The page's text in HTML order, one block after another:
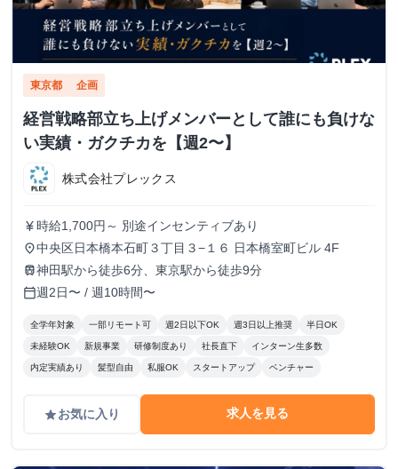
東京都 企画
経営戦略部立ち上げメンバーとして誰にも負けな
い実績・ガクチカを【週2〜】
株式会社プレックス
currency_yen 時給1,700円～ 別途インセンティブあり
place中央区日本橋本石町３丁目３−１６ 日本橋室町ビル 4F
train神田駅から徒歩6分、東京駅から徒歩9分
calendar_today週2日〜 / 週10時間〜
全学年対象 一部リモート可 週2日以下OK 週3日以上推奨 半日OK
未経験OK 新規事業 研修制度あり 社長直下 インターン生多数
内定実績あり 髪型自由 私服OK スタートアップ ベンチャー
gradeお気に入り 求人を見る